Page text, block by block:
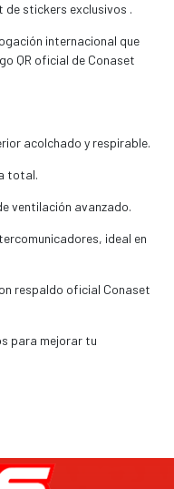
de stickers exclusivos .
internacional que
QR oficial de Conaset
acolchado y respirable.
total.
ventilación avanzado.
ideal en
respaldo oficial Conaset
para mejorar tu